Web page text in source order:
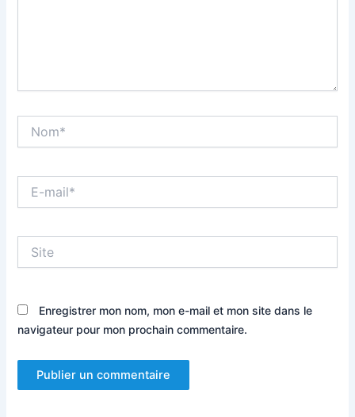
mail*
Enregistrer mon nom, mon e-mail et mon site dans le
navigateur pour mon prochain commentaire.